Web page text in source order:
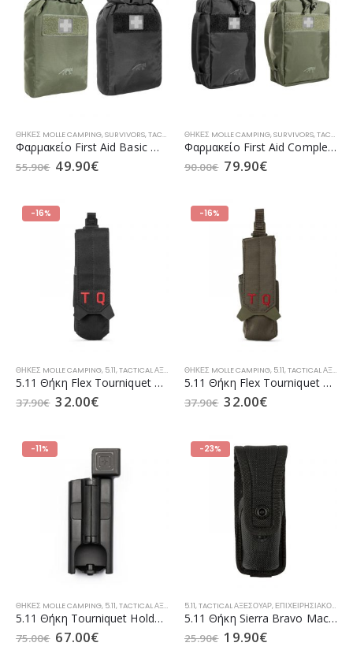
ΘΉΚΕΣ MOLLE CAMPING,SURVIVORS,TACTICAL ΑΞΕΣΟΥΆΡ ,ΕΠΙΧΕΙΡΗΣΙΑΚΌΣ ΕΞΟΠΛΙΣΜΌΣ
Φαρμακείο First Aid Basic WP (TT 7302) της Tasmanian Tiger (σε 2 Χρώματα)
55.90€ 49.90€
ΘΉΚΕΣ MOLLE CAMPING,SURVIVORS,TACTICAL ΑΞΕΣΟΥΆΡ
Φαρμακείο First Aid Complete MKII (TT 7300) της Tasmanian Tiger (σε 2 Χρώματα)
90.00€ 79.90€
-16%
ΘΉΚΕΣ MOLLE CAMPING, 5.11,TACTICAL ΑΞΕΣΟΥΆΡ ,ΕΠΙΧΕΙΡΗΣΙΑΚΌΣ ΕΞΟΠΛΙΣΜΌΣ SECURITY
5.11 Θήκη Flex Tourniquet Pouch Black (56649)
37.90€ 32.00€
-16%
ΘΉΚΕΣ MOLLE CAMPING, 5.11,TACTICAL ΑΞΕΣΟΥΆΡ
5.11 Θήκη Flex Tourniquet Pouch Ranger Green (56649)
37.90€ 32.00€
-11%
ΘΉΚΕΣ MOLLE CAMPING, 5.11,TACTICAL ΑΞΕΣΟΥΆΡ ,ΕΠΙΧΕΙΡΗΣΙΑΚΌΣ ΕΞΟΠΛΙΣΜΌΣ SECURITY
5.11 Θήκη Tourniquet Ηοlder Black (56644)
75.00€ 67.00€
-23%
5.11,TACTICAL ΑΞΕΣΟΥΆΡ,ΕΠΙΧΕΙΡΗΣΙΑΚΌΣ ΕΞΟΠΛΙΣΜΌΣ SECURITY
5.11 Θήκη Sierra Bravo Mace MK4 Flashlight Pouch Black (56321)
25.90€ 19.90€